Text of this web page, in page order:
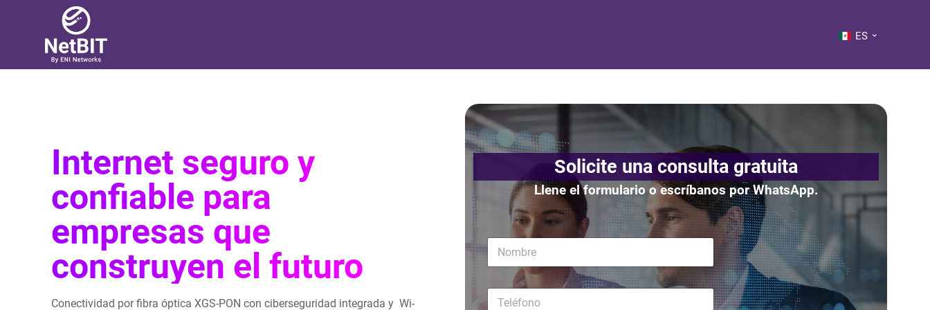
ES
Internet seguro y
confiable para
empresas que
construyen el futuro
Conectividad por fibra óptica XGS-PON con ciberseguridad integrada y Wi-
Solicite una consulta gratuita
Llene el formulario o escríbanos por WhatsApp.
N
o
m
T